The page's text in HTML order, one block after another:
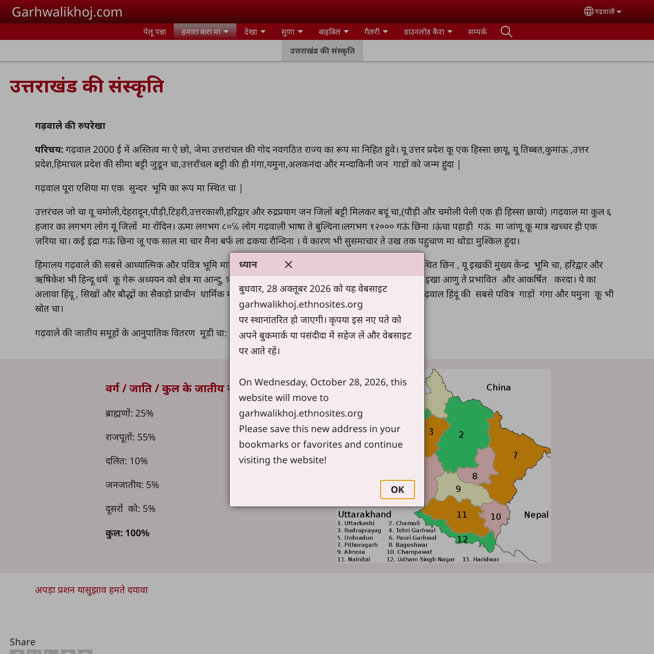
Skip to main content
Garhwalikhoj.com Select your
गढवाली
पेलू पन्ना
हमारा बारा मा
उत्तराखंड की संस्कृति
देखा सुणा बाइबिल गैलरी डाउनलोड कैरा सम्पर्क
उत्तराखंड की संस्कृति
गढ़वाले की रुपरेखा
परिचय:गढ़वाल 2000 ई में अस्तित्व मा ऐ छो, जेमा उत्तरांचल की गोद नवगठित राज्य का रूप मा निहित हुवे। यू उत्तर प्रदेश कू एक हिस्सा छायू, यू तिब्बत,कुमांऊ ,उत्तर
प्रदेश,हिमाचल प्रदेश की सीमा बट्टी जुडून चा,उत्तराँचल बट्टी की ही गंगा,यमुना,अलकनंदा और मन्दाकिनी जन गाडों को जन्म हुंदा |
गढ़वाल पूरा एशिया मा एक सुन्दर भूमि का रूप मा स्थित चा |
उत्तरंचल जो चा वू चमोली,देहरादून,पौड़ी,टिहरी,उत्तरकाशी,हरिद्वार और रुद्रप्रयाग जन जिलों बट्टी मिलकर बदूं चा,(पौड़ी और चमोली पेली एक ही हिस्सा छायो) ।गढ़वाल मा कुल ६
हजार का लगभग लोग यूं जिलों मा रोंदिन। ऊमा लगभग ८०℅ लोग गढ़वाली भाषा ते बुल्दिना।लगभग १२००० गऊं छिना ।ऊंचा पहाड़ी गऊं मा जांणू कू मात्र खच्चर ही एक
ज़रिया चा। कई इंद्रा गऊं छिना जू एक साल मा चार मैना बर्फ ला ढकया रौन्दिना । ये कारण भी सुसमाचार ते उख तक पहुचाण मा थोडा मुश्किल हुंदा।
हिमालय गढ़वाले की सबसे आध्यात्मिक और पवित्र भूमि मानेजंदा । जखा बद्रीनाथ और केदारनाथ जन पवित्र मन्दिर स्थित छिन , यू इखकी मुख्य केन्द्र भूमि चा, हरिद्वार और
ऋषिकेश भी हिन्दू धर्म कू गेरू अध्ययन को क्षेत्र मा आन्दु, ऋषिकेश मा योग को भी केन्द्र चा जू उतर भारत का लुखूं ते इखा आणु ते प्रभावित और आकर्षित करदा। ये का
अलावा हिंदू , सिखों और बौद्धों का सैकड़ो प्राचीन धार्मिक महत्व का धार्मिक स्थल ईख दिख्णु कू मिलदिना भारत मा गढ़वाल हिंदूं की सबसे पवित्र गाड़ों गंगा और यमुना कू भी
स्रोत चा।
गढ़वाले की जातीय समूहों के आनुपातिक वितरण मूडी चा:
वर्ग / जाति / कुल के जातीय समूह% (प्रतिशत)
ब्राह्मणों: 25%
राजपूतों: 55%
दलित: 10%
जनजातीय: 5%
दूसरों को: 5%
कुल: 100%
अपड़ा प्रशन यासुझाव हमते दयावा
Share
ध्यान
बुधवार, 28 अक्तूबर 2026 को यह वेबसाइट
garhwalikhoj.ethnosites.org
पर स्थानांतरित हो जाएगी। कृपया इस नए पते को
अपने बुकमार्क या पसंदीदा में सहेज लें और वेबसाइट
पर आते रहें।
On Wednesday, October 28, 2026, this
website will move to
garhwalikhoj.ethnosites.org
Please save this new address in your
bookmarks or favorites and continue
visiting the website!
OK